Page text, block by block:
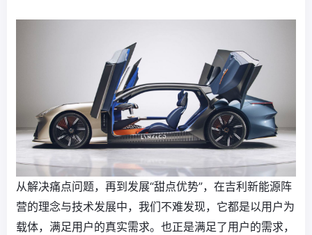
从解决痛点问题，再到发展“甜点优势”，在吉利新能源阵
营的理念与技术发展中，我们不难发现，它都是以用户为
载体，满足用户的真实需求。也正是满足了用户的需求，